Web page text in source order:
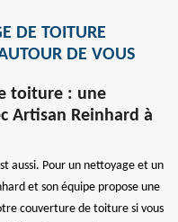
DE TOITURE
DE VOUS
toiture : une
Artisan Reinhard à
aussi. Pour un nettoyage et un
et son équipe propose une
couverture de toiture si vous